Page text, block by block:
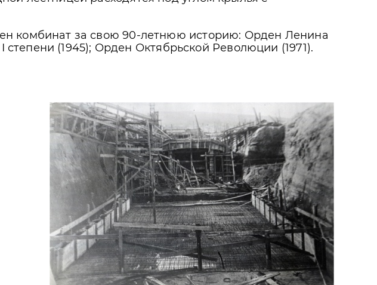
комбинат за свою 90-летнюю историю: Орден Ленина
(1945); Орден Октябрьской Революции (1971).